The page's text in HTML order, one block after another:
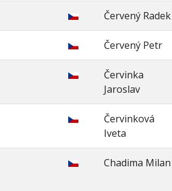
Červený Radek
Červený Petr
Červinka
Jaroslav
Červinková
Iveta
Chadima Milan